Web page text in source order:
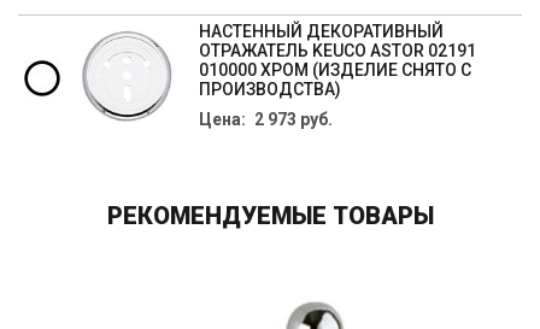
НАСТЕННЫЙ ДЕКОРАТИВНЫЙ
ОТРАЖАТЕЛЬ KEUCO ASTOR 02191
010000 ХРОМ (ИЗДЕЛИЕ СНЯТО С
ПРОИЗВОДСТВА)
Цена: 2 973 руб.
РЕКОМЕНДУЕМЫЕ ТОВАРЫ